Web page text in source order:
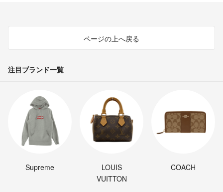
ページの上へ戻る
注目ブランド一覧
Supreme
LOUIS
VUITTON
COACH